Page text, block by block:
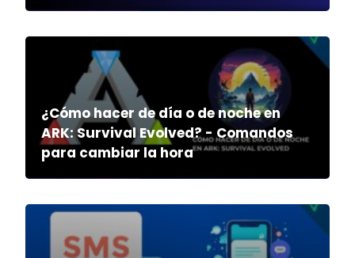
¿Cómo hacer de día o de noche en
ARK: Survival Evolved? - Comandos
para cambiar la hora